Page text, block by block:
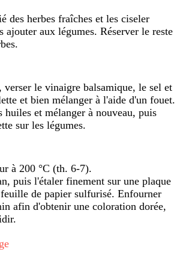
des herbes fraîches et les ciseler
ajouter aux légumes. Réserver le reste
verser le vinaigre balsamique, le sel et
et bien mélanger à l'aide d'un fouet.
huiles et mélanger à nouveau, puis
sur les légumes.
à 200 °C (th. 6-7).
puis l'étaler finement sur une plaque
de papier sulfurisé. Enfourner
afin d'obtenir une coloration dorée,